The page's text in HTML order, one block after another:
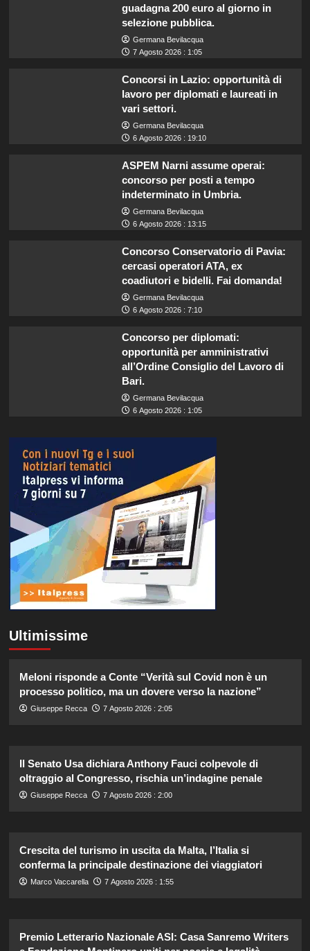
guadagna 200 euro al giorno in
selezione pubblica.
Germana Bevilacqua
7 Agosto 2026 : 1:05
Concorsi in Lazio: opportunità di
lavoro per diplomati e laureati in
vari settori.
Germana Bevilacqua
6 Agosto 2026 : 19:10
ASPEM Narni assume operai:
concorso per posti a tempo
indeterminato in Umbria.
Germana Bevilacqua
6 Agosto 2026 : 13:15
Concorso Conservatorio di Pavia:
cercasi operatori ATA, ex
coadiutori e bidelli. Fai domanda!
Germana Bevilacqua
6 Agosto 2026 : 7:10
Concorso per diplomati:
opportunità per amministrativi
all’Ordine Consiglio del Lavoro di
Bari.
Germana Bevilacqua
6 Agosto 2026 : 1:05
Ultimissime
Meloni risponde a Conte “Verità sul Covid non è un
processo politico, ma un dovere verso la nazione”
Giuseppe Recca 7 Agosto 2026 : 2:05
Il Senato Usa dichiara Anthony Fauci colpevole di
oltraggio al Congresso, rischia un’indagine penale
Giuseppe Recca 7 Agosto 2026 : 2:00
Crescita del turismo in uscita da Malta, l’Italia si
conferma la principale destinazione dei viaggiatori
Marco Vaccarella 7 Agosto 2026 : 1:55
Premio Letterario Nazionale ASI: Casa Sanremo Writers